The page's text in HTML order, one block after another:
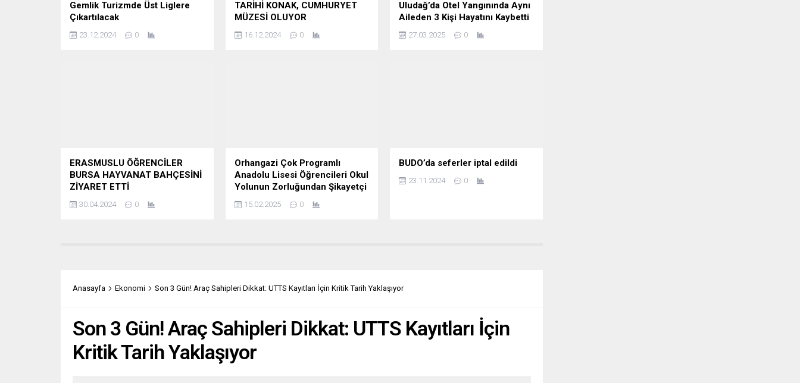
Gemlik Turizmde Üst Liglere
Çıkartılacak
23.12.2024 0
TARİHİ KONAK, CUMHURYET
MÜZESİ OLUYOR
16.12.2024 0
Uludağ’da Otel Yangınında Aynı
Aileden 3 Kişi Hayatını Kaybetti
27.03.2025 0
ERASMUSLU ÖĞRENCİLER
BURSA HAYVANAT BAHÇESİNİ
ZİYARET ETTİ
30.04.2024 0
Orhangazi Çok Programlı
Anadolu Lisesi Öğrencileri Okul
Yolunun Zorluğundan Şikayetçi
15.02.2025 0
BUDO’da seferler iptal edildi
23.11.2024 0
Anasayfa Ekonomi Son 3 Gün! Araç Sahipleri Dikkat: UTTS Kayıtları İçin Kritik Tarih Yaklaşıyor
Son 3 Gün! Araç Sahipleri Dikkat: UTTS Kayıtları İçin
Kritik Tarih Yaklaşıyor